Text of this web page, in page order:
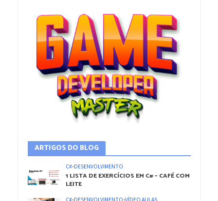
ARTIGOS DO BLOG
C#•DESENVOLVIMENTO
1 LISTA DE EXERCÍCIOS EM C# – CAFÉ COM
LEITE
C#•DESENVOLVIMENTO•VÍDEO AULAS